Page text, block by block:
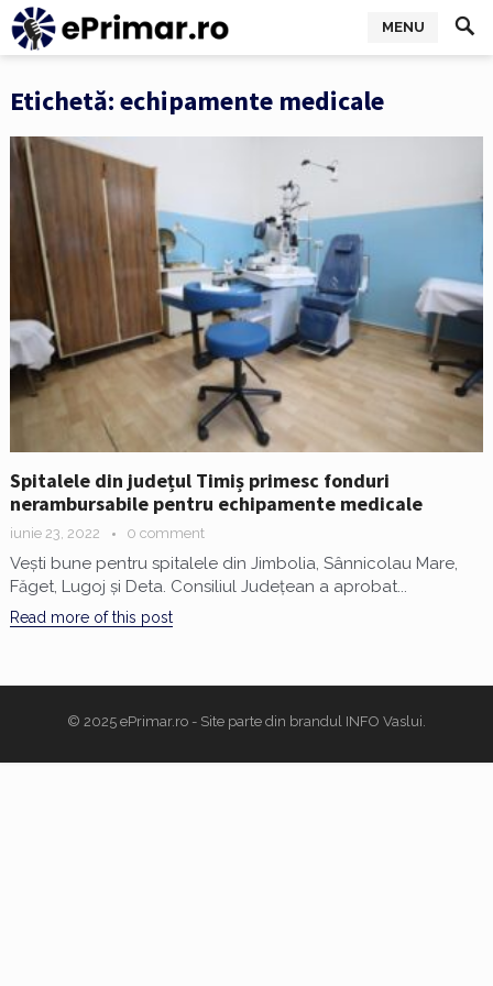
MENU
Etichetă:echipamente medicale
Spitalele din județul Timiș primesc fonduri
nerambursabile pentru echipamente medicale
iunie 23, 2022 0 comment
Vești bune pentru spitalele din Jimbolia, Sânnicolau Mare,
Făget, Lugoj și Deta. Consiliul Județean a aprobat...
Read more of this post
© 2025 ePrimar.ro - Site parte din brandul INFO Vaslui